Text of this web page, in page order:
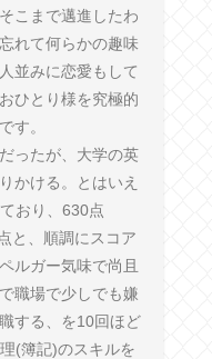
こまで邁進したわ
れて何らかの趣味
並みに恋愛もして
ひとり様を究極的
す。
ったが、大学の英
かける。とはいえ
おり、630点
、順調にスコア
ルガー気味で尚且
職場で少しでも嫌
する、を10回ほど
(簿記)のスキルを